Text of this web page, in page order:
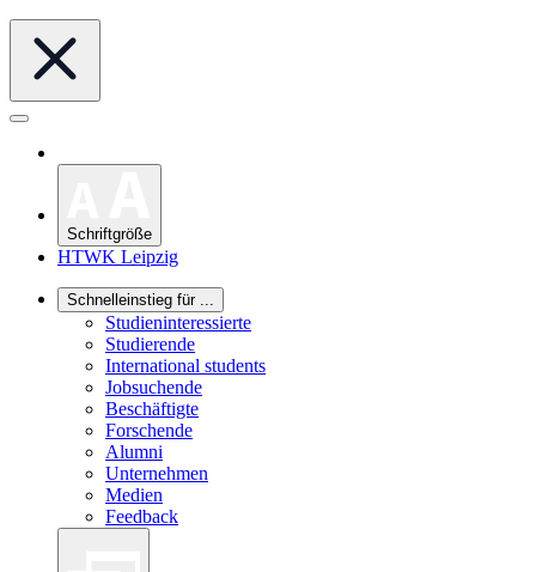
Schriftgröße
HTWK Leipzig
Schnelleinstieg für ...
Studieninteressierte
Studierende
International students
Jobsuchende
Beschäftigte
Forschende
Alumni
Unternehmen
Medien
Feedback